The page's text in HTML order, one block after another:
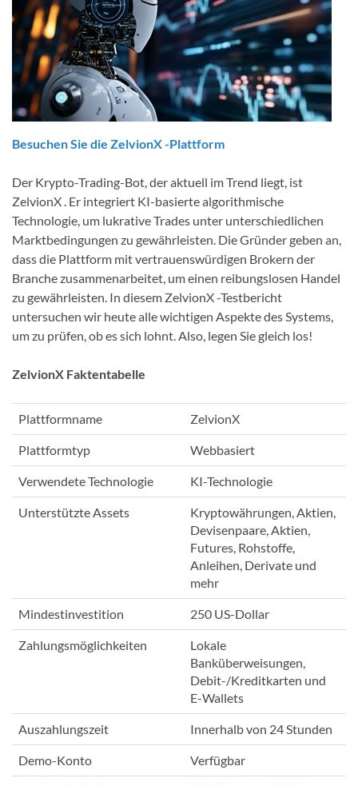
Besuchen Sie die ZelvionX -Plattform
Der Krypto-Trading-Bot, der aktuell im Trend liegt, ist
ZelvionX . Er integriert KI-basierte algorithmische
Technologie, um lukrative Trades unter unterschiedlichen
Marktbedingungen zu gewährleisten. Die Gründer geben an,
dass die Plattform mit vertrauenswürdigen Brokern der
Branche zusammenarbeitet, um einen reibungslosen Handel
zu gewährleisten. In diesem ZelvionX -Testbericht
untersuchen wir heute alle wichtigen Aspekte des Systems,
um zu prüfen, ob es sich lohnt. Also, legen Sie gleich los!
ZelvionX Faktentabelle
Plattformname ZelvionX
Plattformtyp Webbasiert
Verwendete Technologie KI-Technologie
Unterstützte Assets
Kryptowährungen, Aktien,
Devisenpaare, Aktien,
Futures, Rohstoffe,
Anleihen, Derivate und
mehr
Mindestinvestition 250 US-Dollar
Zahlungsmöglichkeiten
Lokale
Banküberweisungen,
Debit-/Kreditkarten und
E-Wallets
Auszahlungszeit Innerhalb von 24 Stunden
Demo-Konto Verfügbar